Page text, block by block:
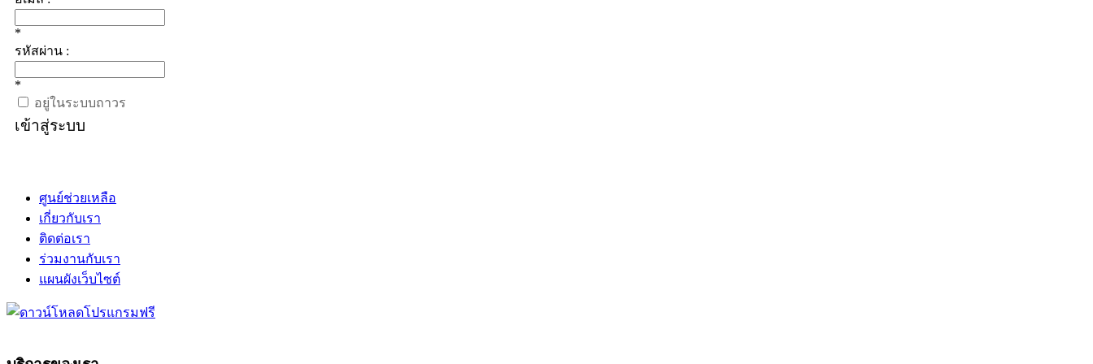
*
รหัสผ่าน :
*
อยู่ในระบบถาวร
เข้าสู่ระบบ
ศูนย์ช่วยเหลือ
เกี่ยวกับเรา
ติดต่อเรา
ร่วมงานกับเรา
แผนผังเว็บไซต์